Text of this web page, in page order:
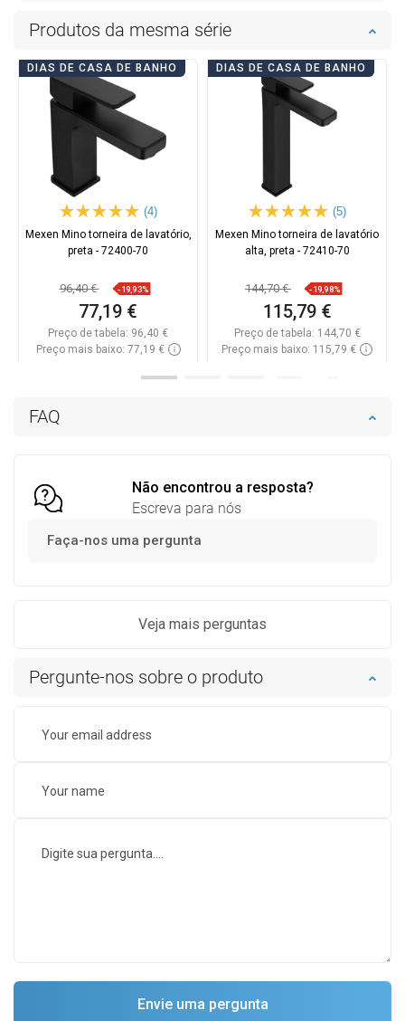
FAQ
Não encontrou a resposta?
Escreva para nós
Faça-nos uma pergunta
Veja mais perguntas
Pergunte-nos sobre o produto
Produtos da mesma série
DIAS DE CASA DE BANHO
(4)
Mexen Mino torneira de lavatório,
preta - 72400-70
96,40 € -19,93%
77,19 €
Preço de tabela: 96,40 €
Preço mais baixo: 77,19 €
DIAS DE CASA DE BANHO
(5)
Mexen Mino torneira de lavatório
alta, preta - 72410-70
144,70 € -19,98%
115,79 €
Preço de tabela: 144,70 €
Preço mais baixo: 115,79 €